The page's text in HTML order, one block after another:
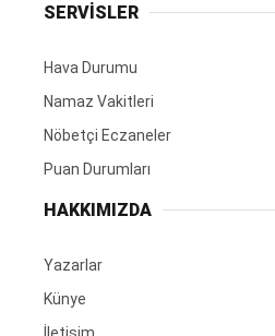
SERVİSLER
Hava Durumu
Namaz Vakitleri
Nöbetçi Eczaneler
Puan Durumları
HAKKIMIZDA
Yazarlar
Künye